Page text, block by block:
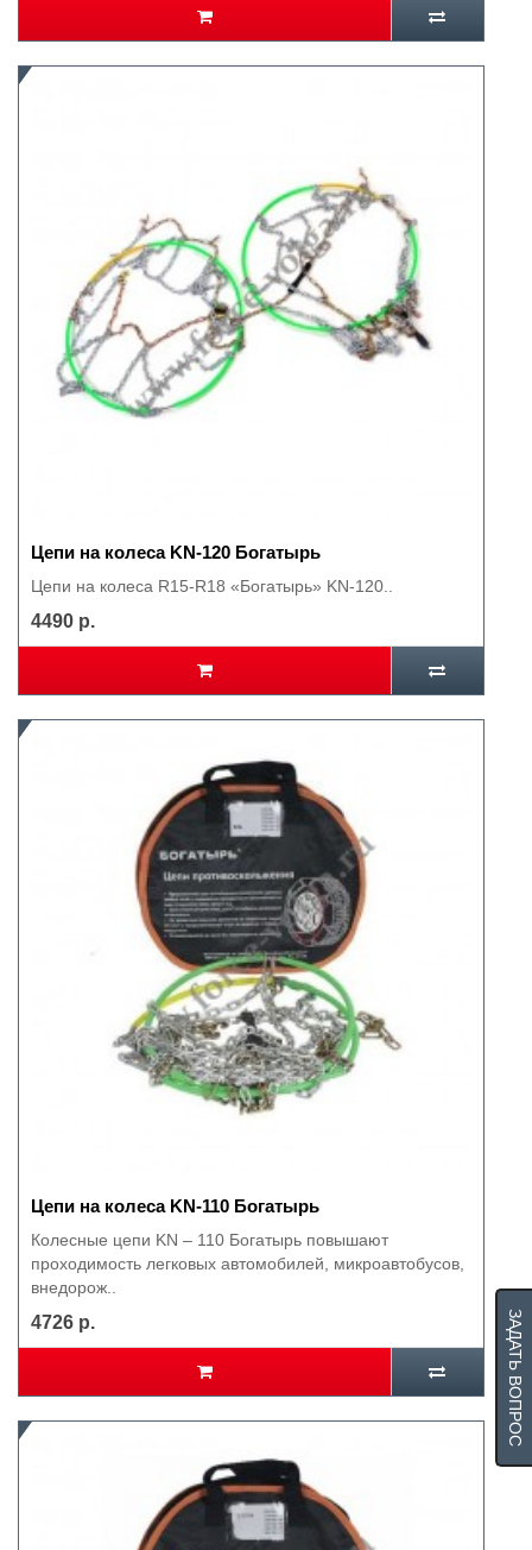
Цепи на колеса KN-120 Богатырь
Цепи на колеса R15-R18 «Богатырь» KN-120..
4490 р.
Цепи на колеса KN-110 Богатырь
Колесные цепи KN – 110 Богатырь повышают
проходимость легковых автомобилей, микроавтобусов,
внедорож..
4726 р. ЗАДАТЬ ВОПРОС